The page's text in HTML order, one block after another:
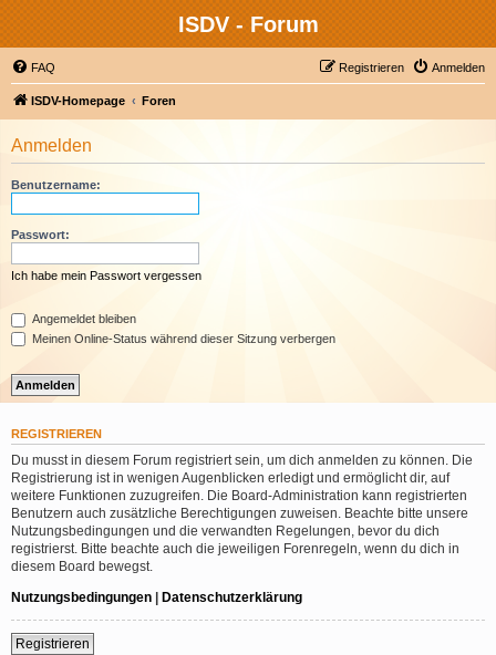
ISDV - Forum
FAQ Anmelden
Registrieren
ISDV-Homepage Foren
Anmelden
Benutzername:
Passwort:
Ich habe mein Passwort vergessen
Angemeldet bleiben
Meinen Online-Status während dieser Sitzung verbergen
REGISTRIEREN
Du musst in diesem Forum registriert sein, um dich anmelden zu können. Die
Registrierung ist in wenigen Augenblicken erledigt und ermöglicht dir, auf
weitere Funktionen zuzugreifen. Die Board-Administration kann registrierten
Benutzern auch zusätzliche Berechtigungen zuweisen. Beachte bitte unsere
Nutzungsbedingungen und die verwandten Regelungen, bevor du dich
registrierst. Bitte beachte auch die jeweiligen Forenregeln, wenn du dich in
diesem Board bewegst.
Nutzungsbedingungen | Datenschutzerklärung
Registrieren